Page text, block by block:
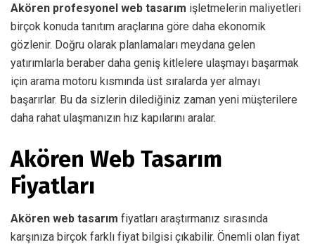
Akören profesyonel web tasarım işletmelerin maliyetleri
birçok konuda tanıtım araçlarına göre daha ekonomik
gözlenir. Doğru olarak planlamaları meydana gelen
yatırımlarla beraber daha geniş kitlelere ulaşmayı başarmak
için arama motoru kısmında üst sıralarda yer almayı
başarırlar. Bu da sizlerin dilediğiniz zaman yeni müşterilere
daha rahat ulaşmanızın hız kapılarını aralar.
Akören Web Tasarım
Fiyatları
Akören web tasarım fiyatları araştırmanız sırasında
karşınıza birçok farklı fiyat bilgisi çıkabilir. Önemli olan fiyat